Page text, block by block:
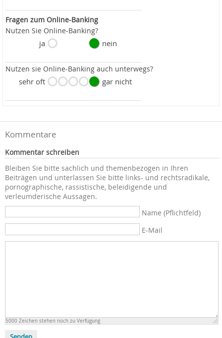
Fragen zum Online-Banking
Nutzen Sie Online-Banking?
ja nein
Nutzen sie Online-Banking auch unterwegs?
sehr oft gar nicht
Kommentare
Kommentar schreiben
Bleiben Sie bitte sachlich und themenbezogen in Ihren
Beiträgen und unterlassen Sie bitte links- und rechtsradikale,
pornographische, rassistische, beleidigende und
verleumderische Aussagen.
Name (Pflichtfeld)
E-Mail
5000 Zeichen stehen noch zu Verfügung